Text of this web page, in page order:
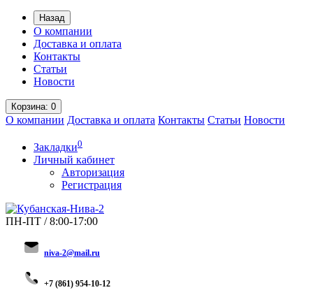
Назад
О компании
Доставка и оплата
Контакты
Статьи
Новости
Корзина: 0
О компании Доставка и оплата Контакты Статьи Новости
Закладки0
Личный кабинет
Авторизация
Регистрация
ПН-ПТ / 8:00-17:00
niva-2@mail.ru
+7 (861) 954-10-12